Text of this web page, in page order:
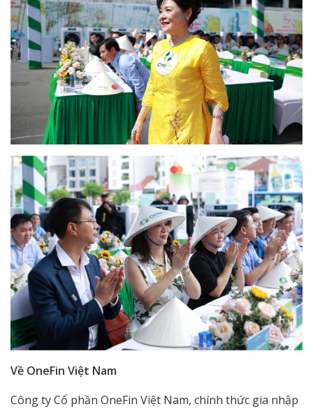
Về OneFin Việt Nam
Công ty Cổ phần OneFin Việt Nam, chính thức gia nhập